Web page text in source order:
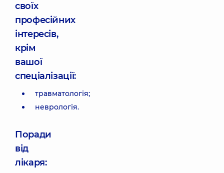
своїх
професійних
інтересів,
крім
вашої
спеціалізації:
травматологія;
неврологія.
Поради
від
лікаря: